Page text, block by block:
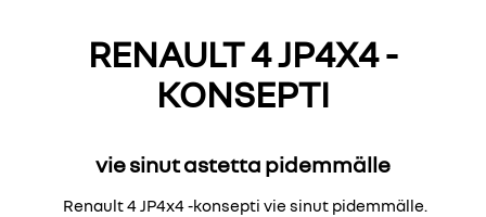
RENAULT 4 JP4X4 -
KONSEPTI
vie sinut astetta pidemmälle
Renault 4 JP4x4 -konsepti vie sinut pidemmälle.